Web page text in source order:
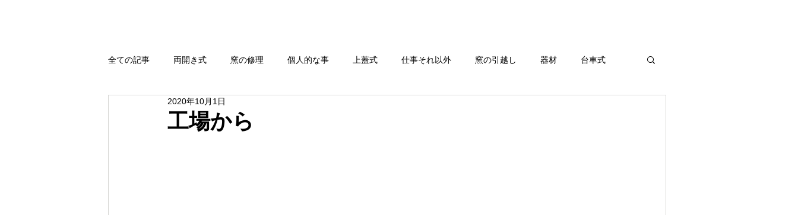
全ての記事 両開き式 窯の修理 個人的な事 上蓋式 仕事それ以外 窯の引越し 器材 台車式
強還元・無煙還元 扉式
工場から
2020年10月1日